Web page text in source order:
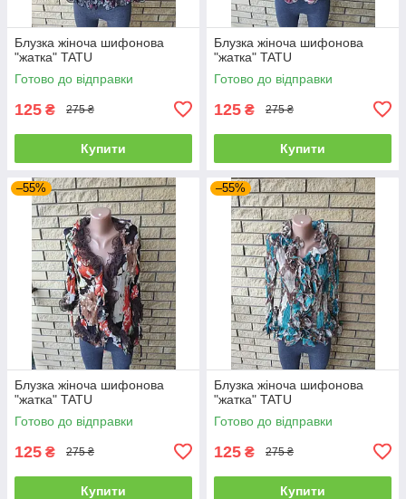
Блузка жіноча шифонова
"жатка" TATU
Готово до відправки
125 ₴ 275 ₴
Купити
Блузка жіноча шифонова
"жатка" TATU
Готово до відправки
125 ₴ 275 ₴
Купити
–55%
Блузка жіноча шифонова
"жатка" TATU
Готово до відправки
125 ₴ 275 ₴
Купити
–55%
Блузка жіноча шифонова
"жатка" TATU
Готово до відправки
125 ₴ 275 ₴
Купити